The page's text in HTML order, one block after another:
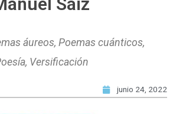
áureos, Poemas cuánticos,
, Versificación
junio 24, 2022